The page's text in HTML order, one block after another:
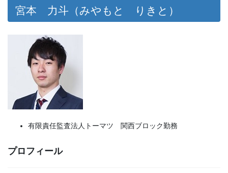
宮本 力斗（みやもと りきと）
有限責任監査法人トーマツ 関西ブロック勤務
プロフィール